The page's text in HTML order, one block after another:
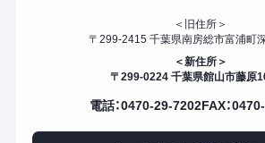
＜旧住所＞
〒299-2415 千葉県南房総市富浦町
＜新住所＞
〒299-0224 千葉県館山市藤原
電話：0470-29-7202FAX：